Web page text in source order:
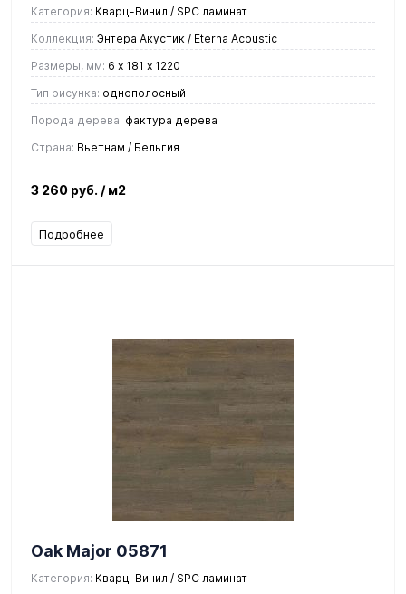
Категория: Кварц-Винил / SPC ламинат
Коллекция: Энтера Акустик / Eterna Acoustic
Размеры, мм: 6 х 181 х 1220
Тип рисунка: однополосный
Порода дерева: фактура дерева
Страна: Вьетнам / Бельгия
3 260 руб. / м2
Подробнее
Oak Major 05871
Категория: Кварц-Винил / SPC ламинат